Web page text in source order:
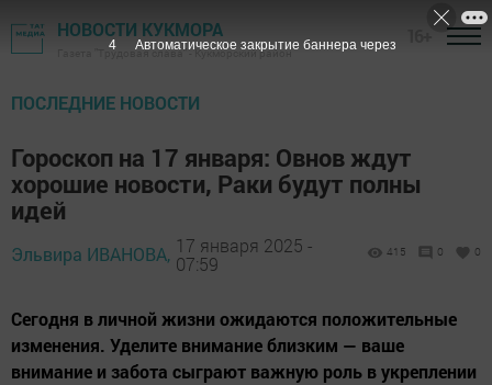
НОВОСТИ КУКМОРА
Газета "Трудовая слава" - Кукморский район
ПОСЛЕДНИЕ НОВОСТИ
Гороскоп на 17 января: Овнов ждут
хорошие новости, Раки будут полны
идей
Эльвира ИВАНОВА, 17 января 2025 -
07:59
415 0 0
Сегодня в личной жизни ожидаются положительные
изменения. Уделите внимание близким — ваше
внимание и забота сыграют важную роль в укреплении
2 Автоматическое закрытие баннера через